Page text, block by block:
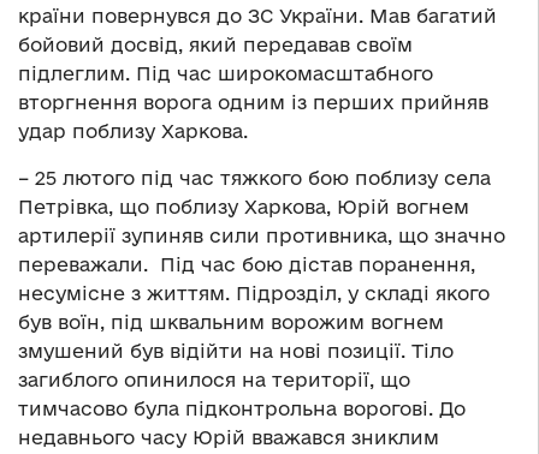
країни повернувся до ЗС України. Мав багатий
бойовий досвід, який передавав своїм
підлеглим. Під час широкомасштабного
вторгнення ворога одним із перших прийняв
удар поблизу Харкова.
– 25 лютого під час тяжкого бою поблизу села
Петрівка, що поблизу Харкова, Юрій вогнем
артилерії зупиняв сили противника, що значно
переважали. Під час бою дістав поранення,
несумісне з життям. Підрозділ, у складі якого
був воїн, під шквальним ворожим вогнем
змушений був відійти на нові позиції. Тіло
загиблого опинилося на території, що
тимчасово була підконтрольна ворогові. До
недавнього часу Юрій вважався зниклим